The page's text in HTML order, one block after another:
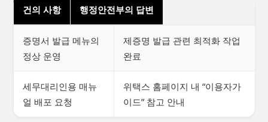
건의 사항 행정안전부의 답변
증명서 발급 메뉴의
정상 운영
제증명 발급 관련 최적화 작업
완료
세무대리인용 매뉴
얼 배포 요청
위택스 홈페이지 내 “이용자가
이드” 참고 안내